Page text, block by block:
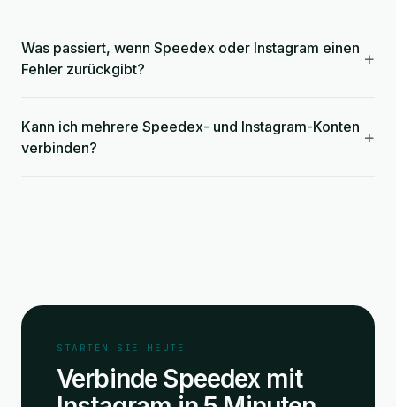
Was passiert, wenn Speedex oder Instagram einen
Fehler zurückgibt?
+
Kann ich mehrere Speedex- und Instagram-Konten
verbinden?
+
STARTEN SIE HEUTE
Verbinde Speedex mit